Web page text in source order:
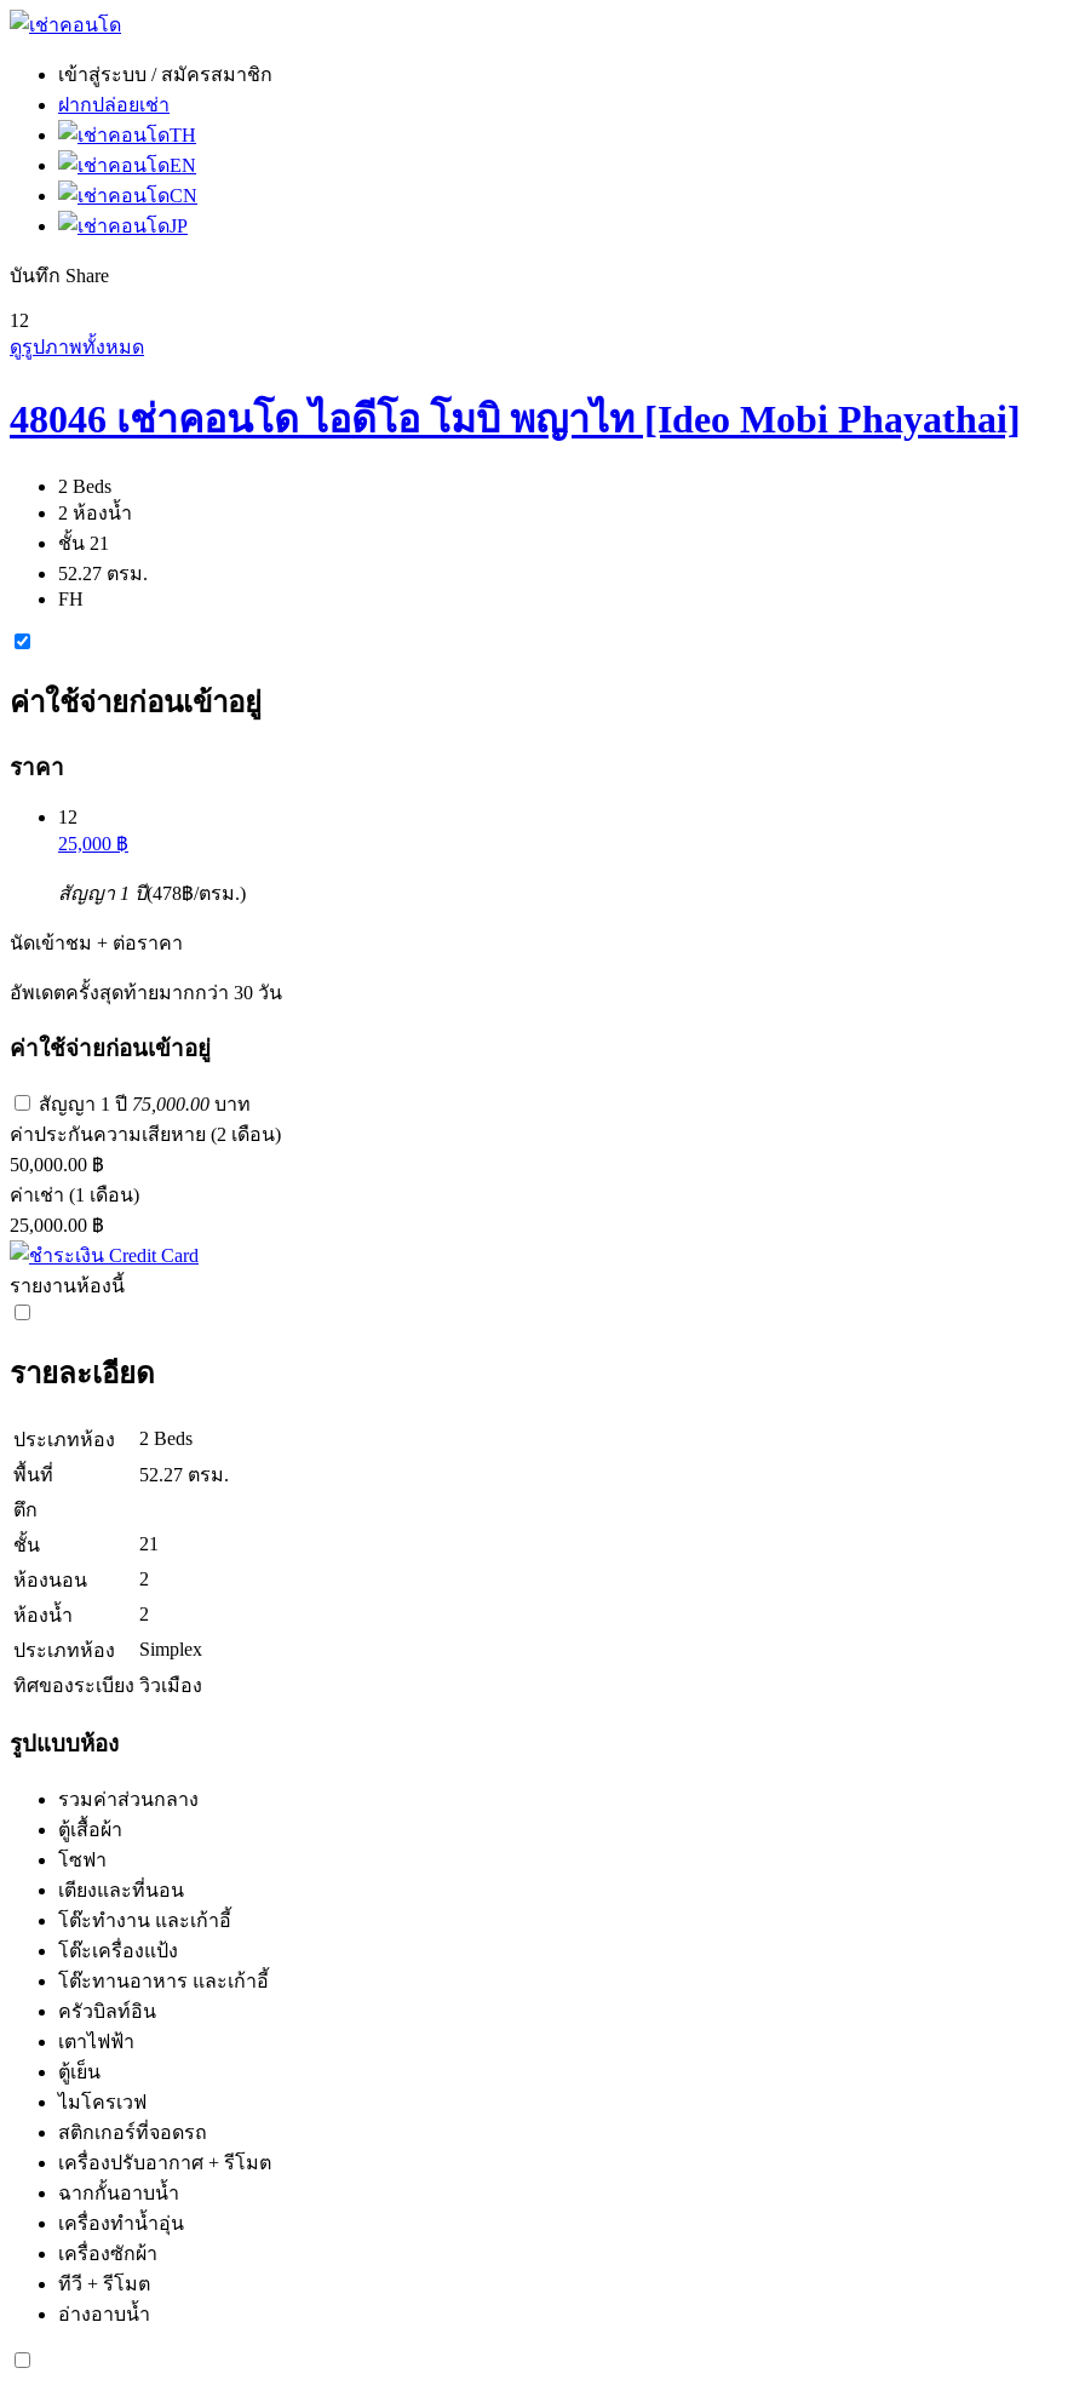
เข้าสู่ระบบ / สมัครสมาชิก
ฝากปล่อยเช่า
TH
EN
CN
JP
บันทึก Share
12
ดูรูปภาพทั้งหมด
48046 เช่าคอนโด ไอดีโอ โมบิ พญาไท [Ideo Mobi Phayathai]
2 Beds
2 ห้องน้ำ
ชั้น 21
52.27 ตรม.
FH
ค่าใช้จ่ายก่อนเข้าอยู่
ราคา
12
25,000 ฿
สัญญา 1 ปี(478฿/ตรม.)
นัดเข้าชม + ต่อราคา
อัพเดตครั้งสุดท้ายมากกว่า 30 วัน
ค่าใช้จ่ายก่อนเข้าอยู่
สัญญา 1 ปี 75,000.00 บาท
ค่าประกันความเสียหาย (2 เดือน)
50,000.00 ฿
ค่าเช่า (1 เดือน)
25,000.00 ฿
รายงานห้องนี้
รายละเอียด
ประเภทห้อง
2 Beds
พื้นที่
52.27 ตรม.
ตึก
ชั้น
21
ห้องนอน
2
ห้องน้ำ
2
ประเภทห้อง
Simplex
ทิศของระเบียง วิวเมือง
รูปแบบห้อง
รวมค่าส่วนกลาง
ตู้เสื้อผ้า
โซฟา
เตียงและที่นอน
โต๊ะทำงาน และเก้าอี้
โต๊ะเครื่องแป้ง
โต๊ะทานอาหาร และเก้าอี้
ครัวบิลท์อิน
เตาไฟฟ้า
ตู้เย็น
ไมโครเวฟ
สติกเกอร์ที่จอดรถ
เครื่องปรับอากาศ + รีโมต
ฉากกั้นอาบน้ำ
เครื่องทำน้ำอุ่น
เครื่องซักผ้า
ทีวี + รีโมต
อ่างอาบน้ำ